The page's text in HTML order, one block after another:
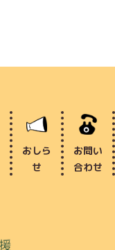
おしら
せ
お問い
合わせ